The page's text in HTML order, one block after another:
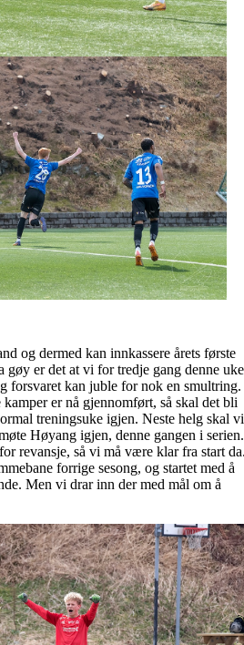
og dermed kan innkassere årets første
gøy er det at vi for tredje gang denne
forsvaret kan juble for nok en smultring.
er nå gjennomført, så skal det bli
treningsuke igjen. Neste helg skal vi
Høyang igjen, denne gangen i serien.
revansje, så vi må være klar fra start
forrige sesong, og startet med å
Men vi drar inn der med mål om å